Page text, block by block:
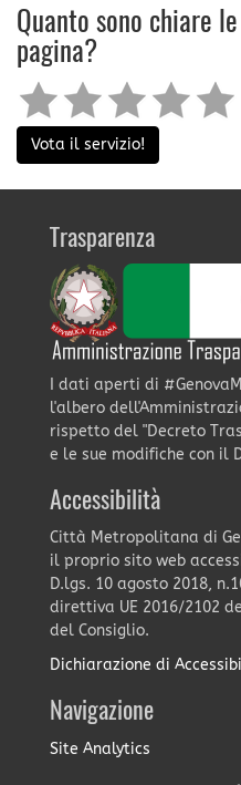
Quanto sono chiare
pagina?
Vota il servizio!
Trasparenza
I dati aperti di
l'albero
rispetto del "Decreto
e le sue modifiche con il
Accessibilità
Città Metropolitana di
il proprio sito web
D.lgs. 10 agosto 2018,
direttiva UE 2016/2102
del Consiglio.
Dichiarazione di
Navigazione
Site Analytics